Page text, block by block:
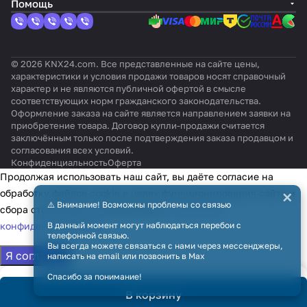
KNX
TP-1
City
Multi)
& VRF)001RKX6,
KXR6
ECOi
/
(ECOi
&
входа (PAC,
VRF)
2-
кан
В корзину
Помощь
© 2026 KNX24.com. Все представленные на сайте цены,
характеристики и условия продажи товаров носят справочный
характер и не являются публичной офертой в смысле
соответствующих норм гражданского законодательства.
Оформление заказа на сайте является направлением заявки на
приобретение товара. Договор купли-продажи считается
заключённым только после подтверждения заказа продавцом и
согласования всех условий.
КонфиденциальностьОферта
⚠️ Внимание! Возможны проблемы со связью
В данный момент могут наблюдаться перебои с
телефонной связью.
Вы всегда можете связаться с нами через мессенджеры,
написать на email или позвонить в Max
Спасибо за понимание!
×
Продолжая использовать наш сайт, вы даёте согласие на
обработку файлов cookie в целях функционирования сайта и
сбора статистики в соответствии сполитикой
конфиденциальности
Я согласен